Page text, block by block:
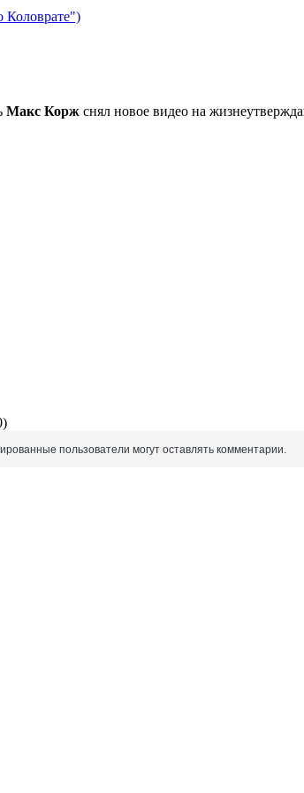
Коловрате")
Макс Корж снял новое видео на
пользователи могут оставлять комментарии.